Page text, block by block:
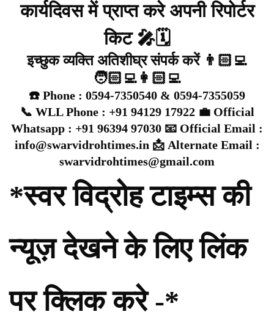
कार्यदिवस में प्राप्त करे अपनी रिपोर्टर
किट 🎤🗓️
इच्छुक व्यक्ति अतिशीघ्र संपर्क करें 👨🏻‍💻
🧑🏻‍💻👩🏻‍💻
☎️ Phone : 0594-7350540 & 0594-7355059
📞 WLL Phone : +91 94129 17922 💼 Official
Whatsapp : +91 96394 97030 📧 Official Email :
info@swarvidrohtimes.in 📩 Alternate Email :
swarvidrohtimes@gmail.com
*स्वर विद्रोह टाइम्स की
न्यूज़ देखने के लिए लिंक
पर क्लिक करे -*